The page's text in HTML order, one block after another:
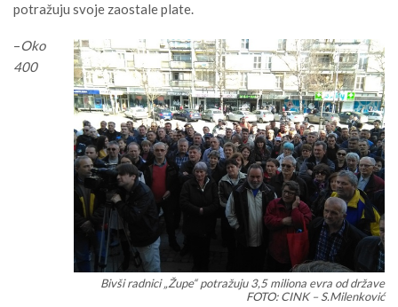
potražuju svoje zaostale plate.
Bivši radnici „Župe“ potražuju 3,5 miliona evra od države
FOTO: CINK – S.Milenković
–Oko
400